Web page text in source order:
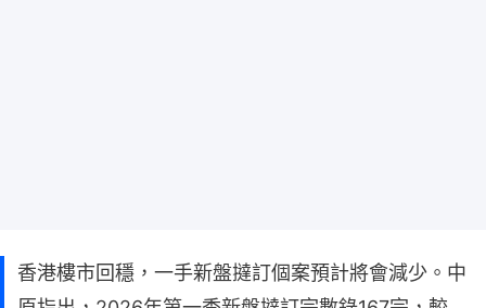
香港樓市回穩，一手新盤撻訂個案預計將會減少。中